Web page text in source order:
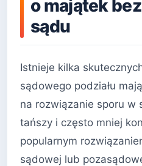
o majątek
sądu
Istnieje kilka
sądowego podziału
na rozwiązanie sporu w
tańszy i często mniej
popularnym
sądowej lub